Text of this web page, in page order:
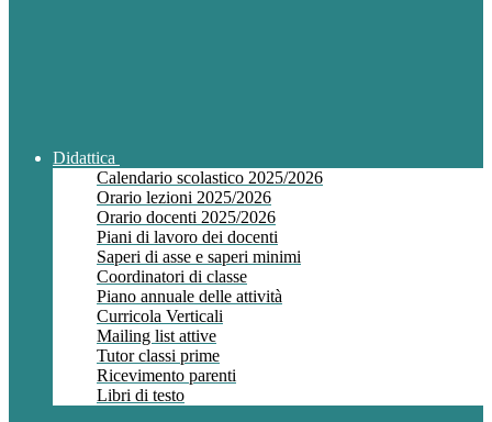
Didattica
Calendario scolastico 2025/2026
Orario lezioni 2025/2026
Orario docenti 2025/2026
Piani di lavoro dei docenti
Saperi di asse e saperi minimi
Coordinatori di classe
Piano annuale delle attività
Curricola Verticali
Mailing list attive
Tutor classi prime
Ricevimento parenti
Libri di testo